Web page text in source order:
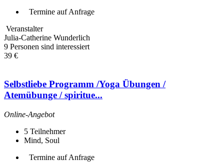
Termine auf Anfrage
Veranstalter
Julia-Catherine Wunderlich
9 Personen sind interessiert
39 €
Selbstliebe Programm /Yoga Übungen /
Atemübunge / spiritue...
Online-Angebot
5 Teilnehmer
Mind, Soul
Termine auf Anfrage